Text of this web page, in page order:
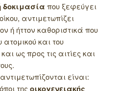
δοκιμασία που ξεφεύγει
αντιμετωπίζει
ή ήττον καθοριστικά που
και του
ως προς τις αιτίες και
είναι:
της οικογενειακής